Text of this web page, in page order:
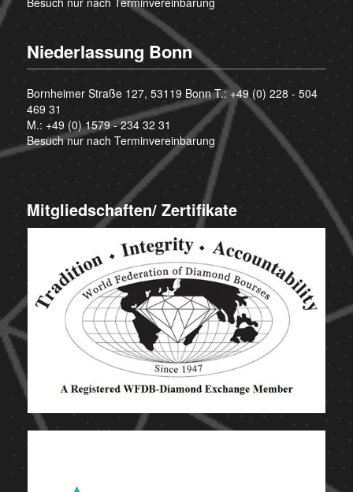
Niederlassung Bonn
Bornheimer Straße 127, 53119 Bonn T.:+49 (0) 228 - 504
469 31
M.: +49 (0) 1579 - 234 32 31
Besuch nur nach Terminvereinbarung
Mitgliedschaften/ Zertifikate